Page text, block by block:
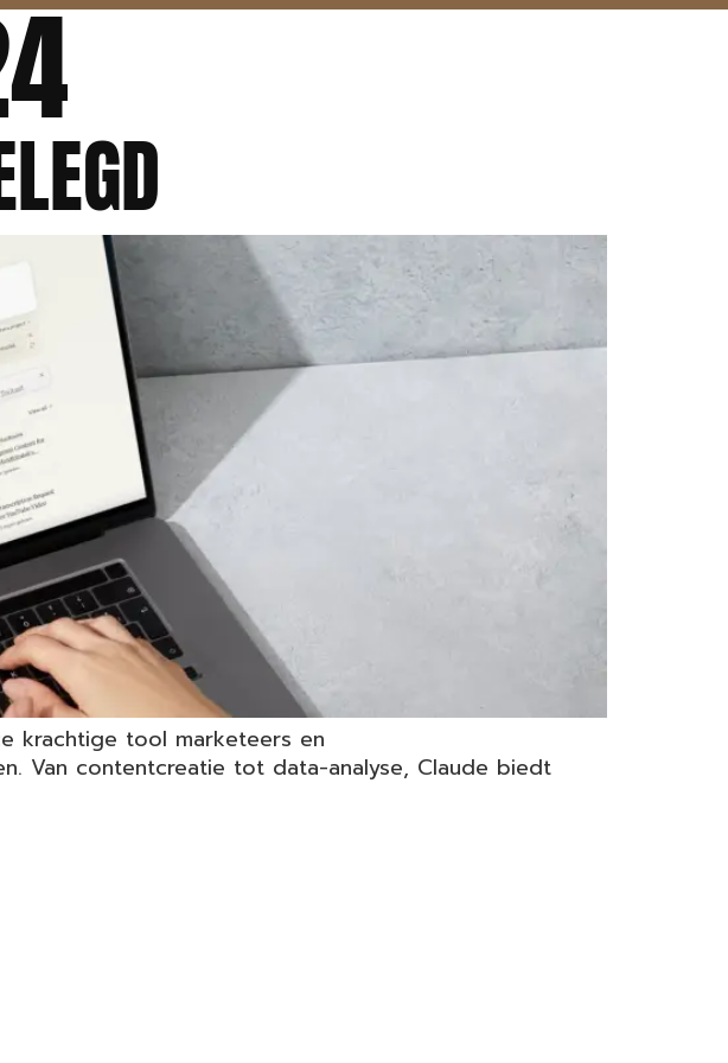
krachtige tool marketeers en
Van contentcreatie tot data-analyse, Claude biedt